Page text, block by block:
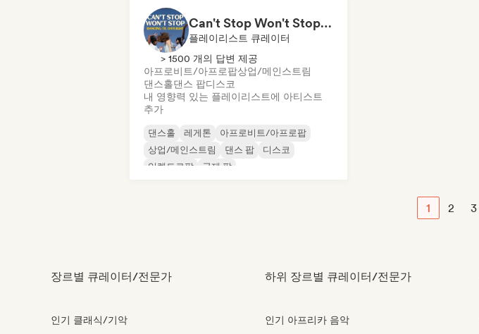
Can't Stop Won't Stop 🪩 Electropop, Dance-Pop & Nu Disco
플레이리스트 큐레이터
> 1500 개의 답변 제공
아프로비트/아프로팝상업/메인스트림
댄스홀댄스 팝디스코
내 영향력 있는 플레이리스트에 아티스트
추가
댄스홀 레게톤
아프로비트/아프로팝
상업/메인스트림
댄스 팝
디스코
일렉트로팝
국제 팝
1 2 3
장르별 큐레이터/전문가
인기 클래식/기악
하위 장르별 큐레이터/전문가
인기 아프리카 음악